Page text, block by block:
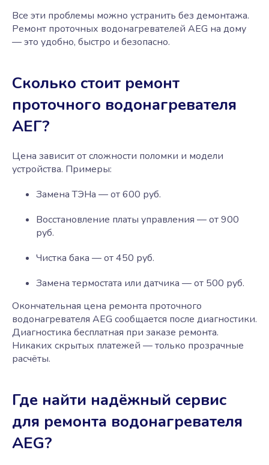
Все эти проблемы можно устранить без демонтажа.
Ремонт проточных водонагревателей AEG на дому
— это удобно, быстро и безопасно.
Сколько стоит ремонт
проточного водонагревателя
АЕГ?
Цена зависит от сложности поломки и модели
устройства. Примеры:
Замена ТЭНа — от 600 руб.
Восстановление платы управления — от 900
руб.
Чистка бака — от 450 руб.
Замена термостата или датчика — от 500 руб.
Окончательная цена ремонта проточного
водонагревателя AEG сообщается после диагностики.
Диагностика бесплатная при заказе ремонта.
Никаких скрытых платежей — только прозрачные
расчёты.
Где найти надёжный сервис
для ремонта водонагревателя
AEG?